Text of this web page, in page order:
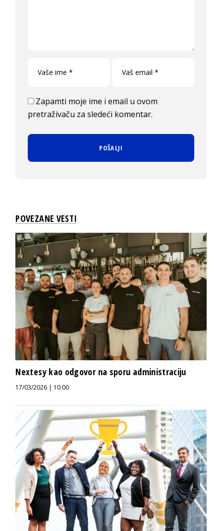
Zapamti moje ime i email u ovom
pretraživaču za sledeći komentar.
POVEZANE VESTI
Nextesy kao odgovor na sporu administraciju
17/03/2026 | 10:00